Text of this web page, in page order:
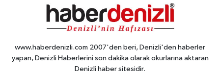
www.haberdenizli.com 2007'den beri, Denizli'den haberler
yapan, Denizli Haberlerini son dakika olarak okurlarına aktaran
Denizli haber sitesidir.